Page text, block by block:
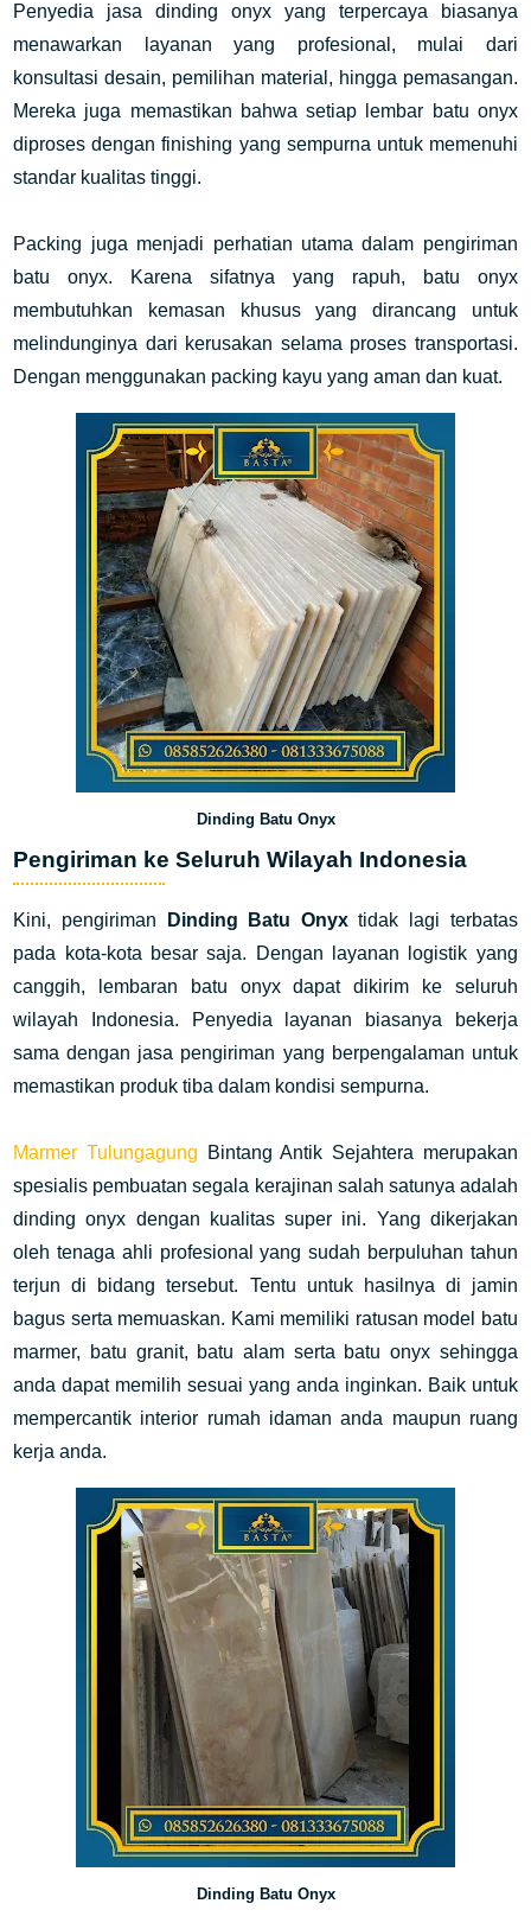
Penyedia jasa dinding onyx yang terpercaya biasanya
menawarkan layanan yang profesional, mulai dari
konsultasi desain, pemilihan material, hingga pemasangan.
Mereka juga memastikan bahwa setiap lembar batu onyx
diproses dengan finishing yang sempurna untuk memenuhi
standar kualitas tinggi.
Packing juga menjadi perhatian utama dalam pengiriman
batu onyx. Karena sifatnya yang rapuh, batu onyx
membutuhkan kemasan khusus yang dirancang untuk
melindunginya dari kerusakan selama proses transportasi.
Dengan menggunakan packing kayu yang aman dan kuat.
Dinding Batu Onyx
Pengiriman ke Seluruh Wilayah Indonesia
Kini, pengiriman Dinding Batu Onyxtidak lagi terbatas
pada kota-kota besar saja. Dengan layanan logistik yang
canggih, lembaran batu onyx dapat dikirim ke seluruh
wilayah Indonesia. Penyedia layanan biasanya bekerja
sama dengan jasa pengiriman yang berpengalaman untuk
memastikan produk tiba dalam kondisi sempurna.
Marmer Tulungagung Bintang Antik Sejahtera merupakan
spesialis pembuatan segala kerajinan salah satunya adalah
dinding onyx dengan kualitas super ini. Yang dikerjakan
oleh tenaga ahli profesional yang sudah berpuluhan tahun
terjun di bidang tersebut. Tentu untuk hasilnya di jamin
bagus serta memuaskan. Kami memiliki ratusan model batu
marmer, batu granit, batu alam serta batu onyx sehingga
anda dapat memilih sesuai yang anda inginkan. Baik untuk
mempercantik interior rumah idaman anda maupun ruang
kerja anda.
Dinding Batu Onyx